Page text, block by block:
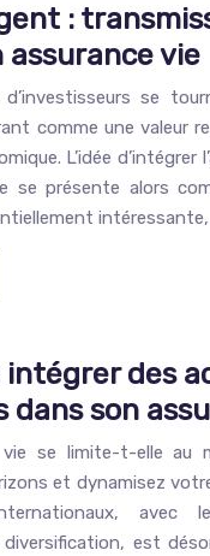
:
vie
se
comme une valeur
L’idée d’intégrer
se présente alors
intégrer des
dans son
vie se limite-t-elle au
et dynamisez
avec
est